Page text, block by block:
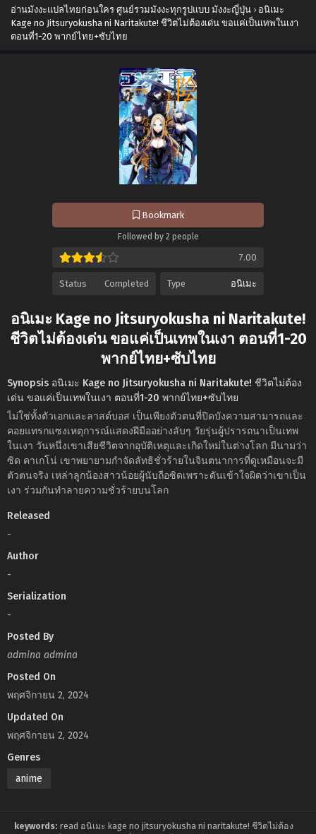
อ่านมังงะแปลไทยก่อนใคร ศูนย์รวมมังงะทุกรูปแบบ มังงะญี่ปุ่น › อนิเมะ
Kage no Jitsuryokusha ni Naritakute! ชีวิตไม่ต้องเด่น ขอแค่เป็นเทพในเงา
ตอนที่1-20 พากย์ไทย+ซับไทย
Bookmark
Followed by 2 people
7.00
Status Completed Type อนิเมะ
อนิเมะ Kage no Jitsuryokusha ni Naritakute!
ชีวิตไม่ต้องเด่น ขอแค่เป็นเทพในเงา ตอนที่1-20
พากย์ไทย+ซับไทย
Synopsis อนิเมะ Kage no Jitsuryokusha ni Naritakute! ชีวิตไม่ต้อง
เด่น ขอแค่เป็นเทพในเงา ตอนที่1-20 พากย์ไทย+ซับไทย
ไม่ใช่ทั้งตัวเอกและลาสต์บอส เป็นเพียงตัวตนที่ปิดบังความสามารถและ
คอยแทรกแซงเหตุการณ์แสดงฝีมืออย่างลับๆ วัยรุ่นผู้ปรารถนาเป็นเทพ
ในเงา วันหนึ่งเขาเสียชีวิตจากอุบัติเหตุและเกิดใหม่ในต่างโลก มีนามว่า
ซิด คาเกโน่ เขาพยายามกำจัดลัทธิชั่วร้ายในจินตนาการที่ดูเหมือนจะมี
ตัวตนจริง เหล่าลูกน้องสาวน้อยผู้นับถือซิดเพราะดันเข้าใจผิดว่าเขาเป็น
เงา ร่วมกันทำลายความชั่วร้ายบนโลก
Released
-
Author
-
Serialization
-
Posted By
admina admina
Posted On
พฤศจิกายน 2, 2024
Updated On
พฤศจิกายน 2, 2024
Genres
anime
keywords: read อนิเมะ kage no jitsuryokusha ni naritakute! ชีวิตไม่ต้อง